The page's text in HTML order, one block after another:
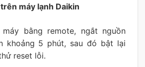
máy lạnh Daikin
máy bằng remote, ngắt nguồn
khoảng 5 phút, sau đó bật lại
reset lỗi.